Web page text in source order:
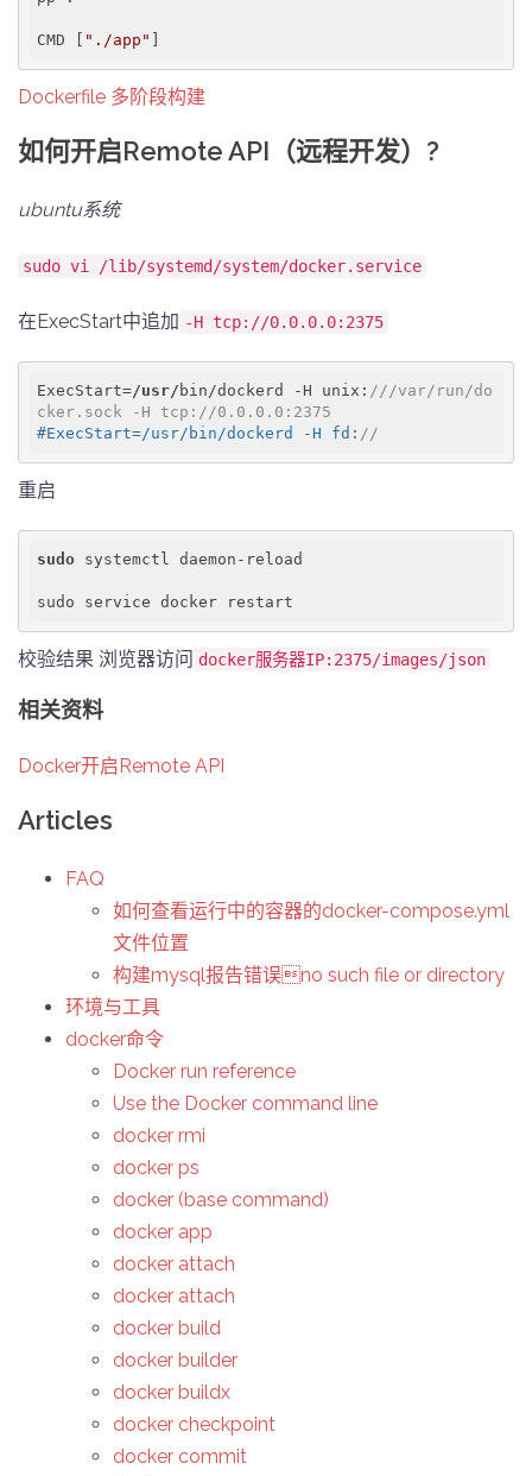
CMD [ "./app"
Dockerfile 多阶段构建
如何开启Remote API（远程开发）?
ubuntu系统
sudo vi /lib/systemd/system/docker.service
在ExecStart中追加 -H tcp://0.0.0.0:2375
ExecStart=/usr/ bin/dockerd -H unix: ///var/run/do
cker.sock -H tcp://0.0.0.0:2375
#ExecStart=/usr/bin/dockerd -H fd: //
重启
sudo systemctl daemon-reload
sudo service docker restart
校验结果 浏览器访问 docker服务器IP:2375/images/json
相关资料
Docker开启Remote API
Articles
FAQ
如何查看运行中的容器的docker-compose.yml
文件位置
构建mysql报告错误no such file or directory
环境与工具
docker命令
Docker run reference
Use the Docker command line
docker rmi
docker ps
docker (base command)
docker app
docker attach
docker attach
docker build
docker builder
docker buildx
docker checkpoint
docker commit